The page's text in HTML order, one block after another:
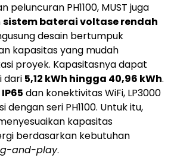
peluncuran PH1100, MUST juga
sistem baterai voltase rendah
desain bertumpuk
kapasitas yang mudah
proyek. Kapasitasnya dapat
dari 5,12 kWh hingga 40,96 kWh.
IP65 dan konektivitas WiFi, LP3000
seri PH1100. Untuk itu,
kapasitas
berdasarkan kebutuhan
and-play.